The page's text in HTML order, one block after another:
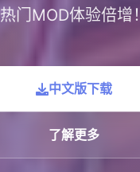
热门MOD体验倍增！
中文版下载
了解更多